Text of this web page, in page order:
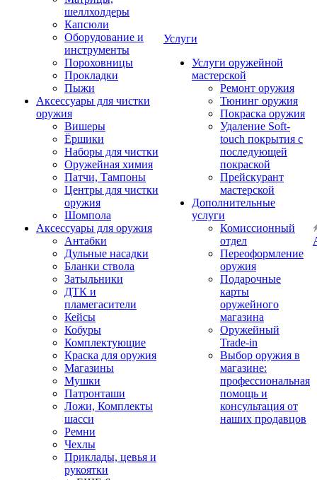
шеллхолдеры
Капсюли
Оборудование и
инструменты
Пороховницы
Прокладки
Пыжи
Аксессуары для чистки
оружия
Вишеры
Ёршики
Наборы для чистки
Оружейная химия
Патчи, Тампоны
Центры для чистки
оружия
Шомпола
Аксессуары для оружия
Антабки
Дульные насадки
Бланки ствола
Затыльники
ДТК и
пламегасители
Кейсы
Кобуры
Комплектующие
Краска для оружия
Магазины
Мушки
Патронташи
Ложи, Комплекты
шасси
Ремни
Чехлы
Приклады, цевья и
рукоятки
Услуги
Услуги оружейной
мастерской
Ремонт оружия
Тюнинг оружия
Покраска оружия
Удаление Soft-
touch покрытия с
последующей
покраской
Прейскурант
мастерской
Дополнительные
услуги
Комиссионный
отдел
Переоформление
оружия
Подарочные
карты
оружейного
магазина
Оружейный
Trade-in
Выбор оружия в
магазине:
профессиональная
помощь и
консультация от
наших продавцов